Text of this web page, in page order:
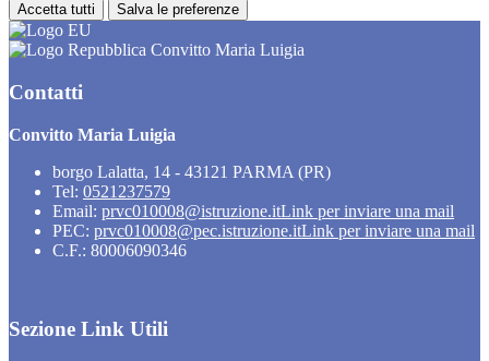
Accetta tutti Salva le preferenze
Convitto Maria Luigia
Contatti
Convitto Maria Luigia
borgo Lalatta, 14 - 43121 PARMA (PR)
Tel: 0521237579
Email: prvc010008@istruzione.itLink per inviare una mail
PEC: prvc010008@pec.istruzione.itLink per inviare una mail
C.F.: 80006090346
Sezione Link Utili